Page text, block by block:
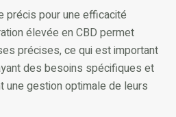
précis pour une efficacité
élevée en CBD permet
précises, ce qui est important
des besoins spécifiques et
une gestion optimale de leurs